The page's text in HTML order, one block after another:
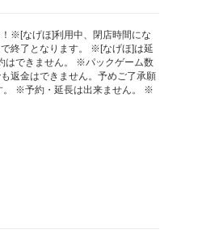
※[なげほ]利用中、閉店時間にな
終了となります。 ※[なげほ]は延
はできません。 ※パックゲーム数
返金はできません。予めご了承願
。 ※予約・延長は出来ません。 ※